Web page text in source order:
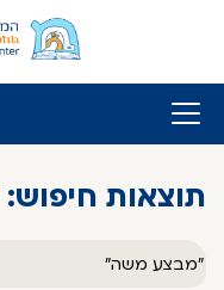
תוצאות חיפוש:
טקסט